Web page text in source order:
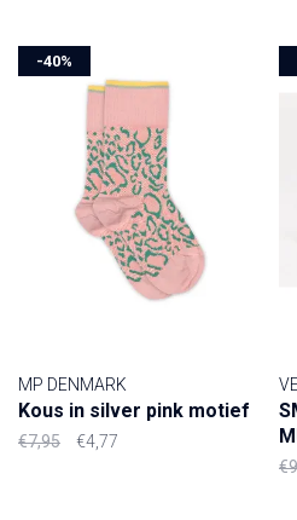
-40%
MP DENMARK
Kous in silver pink motief
€7,95 €4,77